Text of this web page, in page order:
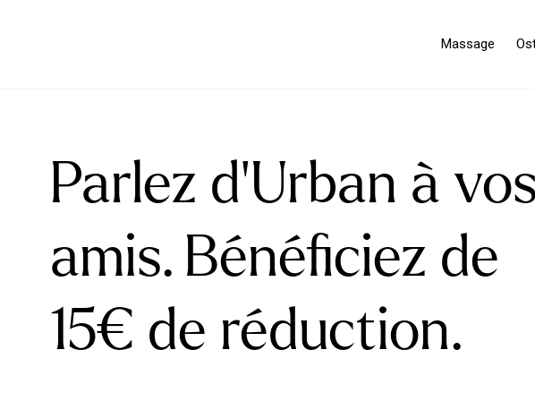
Massage
Parlez d’Urban à vos
amis. Bénéficiez de
15€ de réduction.